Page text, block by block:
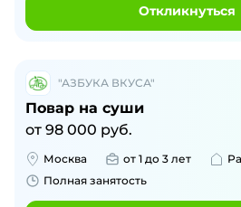
Откликнуться
"АЗБУКА ВКУСА"
Повар на суши
от 98 000 руб.
Москва от 1 до 3 лет
Полная занятость